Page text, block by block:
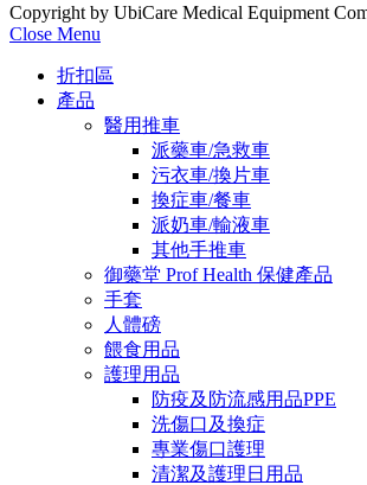
Copyright by UbiCare Medical Equipment
Close Menu
折扣區
產品
醫用推車
派藥車/急救車
污衣車/換片車
換症車/餐車
派奶車/輸液車
其他手推車
御藥堂 Prof Health 保健產品
手套
人體磅
餵食用品
護理用品
防疫及防流感用品PPE
洗傷口及換症
專業傷口護理
清潔及護理日用品